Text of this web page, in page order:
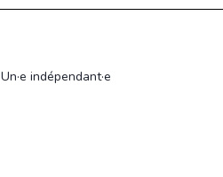
Un·e indépendant·e